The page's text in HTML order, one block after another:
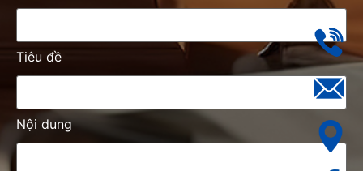
Tiêu đề
Nội dung